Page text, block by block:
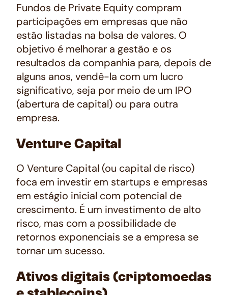
Fundos de Private Equity compram
participações em empresas que não
estão listadas na bolsa de valores. O
objetivo é melhorar a gestão e os
resultados da companhia para, depois de
alguns anos, vendê-la com um lucro
significativo, seja por meio de um IPO
(abertura de capital) ou para outra
empresa.
Venture Capital
O Venture Capital (ou capital de risco)
foca em investir em startups e empresas
em estágio inicial com potencial de
crescimento. É um investimento de alto
risco, mas com a possibilidade de
retornos exponenciais se a empresa se
tornar um sucesso.
Ativos digitais (criptomoedas